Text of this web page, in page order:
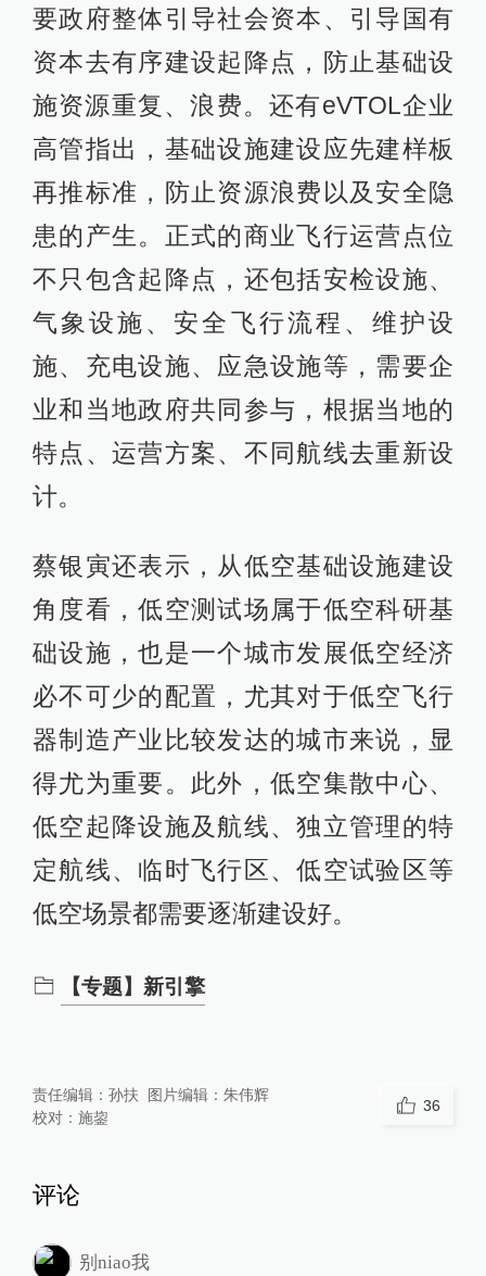
要政府整体引导社会资本、引导国有
资本去有序建设起降点，防止基础设
施资源重复、浪费。还有eVTOL企业
高管指出，基础设施建设应先建样板
再推标准，防止资源浪费以及安全隐
患的产生。正式的商业飞行运营点位
不只包含起降点，还包括安检设施、
气象设施、安全飞行流程、维护设
施、充电设施、应急设施等，需要企
业和当地政府共同参与，根据当地的
特点、运营方案、不同航线去重新设
计。
蔡银寅还表示，从低空基础设施建设
角度看，低空测试场属于低空科研基
础设施，也是一个城市发展低空经济
必不可少的配置，尤其对于低空飞行
器制造产业比较发达的城市来说，显
得尤为重要。此外，低空集散中心、
低空起降设施及航线、独立管理的特
定航线、临时飞行区、低空试验区等
低空场景都需要逐渐建设好。
【专题】新引擎
责任编辑： 孙扶 图片编辑： 朱伟辉
校对： 施鋆
36
评论
别niao我